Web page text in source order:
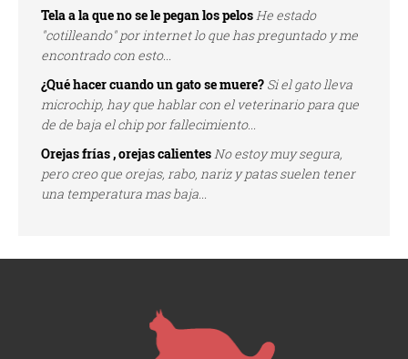
Tela a la que no se le pegan los pelosHe estado
"cotilleando" por internet lo que has preguntado y me
encontrado con esto...
¿Qué hacer cuando un gato se muere? Si el gato lleva
microchip, hay que hablar con el veterinario para que
de de baja el chip por fallecimiento...
Orejas frías , orejas calientesNo estoy muy segura,
pero creo que orejas, rabo, nariz y patas suelen tener
una temperatura mas baja...